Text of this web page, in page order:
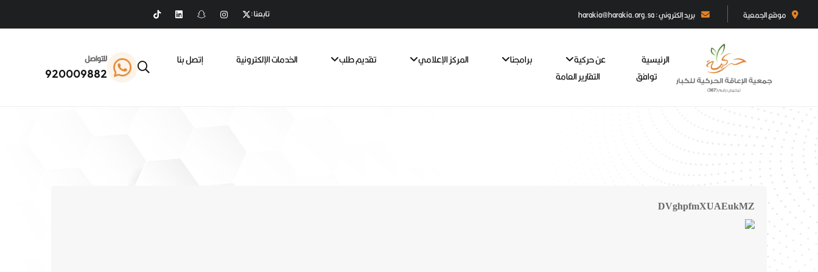
موقع الجمعية بريد إلكتروني : harakia@harakia.org.sa تابعنا :
الرئيسية عن حركية برامجنا المركز الإعلامي تقديم طلب الخدمات الإلكترونية
إتصل بنا
توافق
التقارير العامة
للتواصل
920009882
DVghpfmXUAEukMZ